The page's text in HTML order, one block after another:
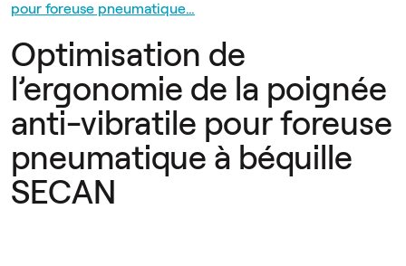
pour foreuse pneumatique…
Optimisation de
l’ergonomie de la poignée
anti-vibratile pour foreuse
pneumatique à béquille
SECAN